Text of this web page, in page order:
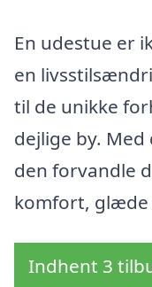
En udestue er
en
til de unikke
dejlige by.
den forvandle
komfort, glæde
Indhent 3